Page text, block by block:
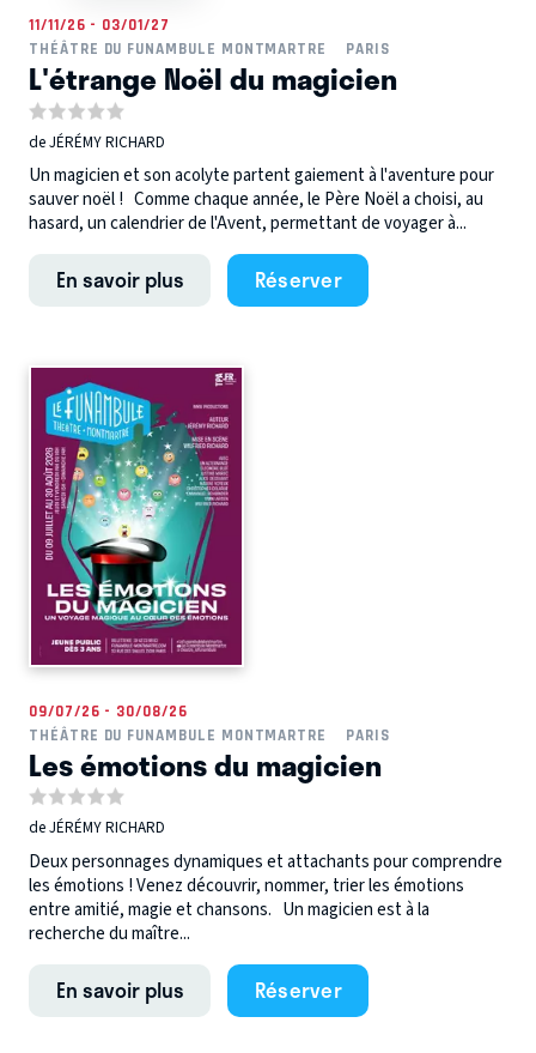
11/11/26 - 03/01/27
THÉÂTRE DU FUNAMBULE MONTMARTRE
PARIS
L'étrange Noël du magicien
de JÉRÉMY RICHARD
Un magicien et son acolyte partent gaiement à l'aventure pour
sauver noël ! Comme chaque année, le Père Noël a choisi, au
hasard, un calendrier de l'Avent, permettant de voyager à...
En savoir plus Réserver
09/07/26 - 30/08/26
THÉÂTRE DU FUNAMBULE MONTMARTRE
PARIS
Les émotions du magicien
de JÉRÉMY RICHARD
Deux personnages dynamiques et attachants pour comprendre
les émotions ! Venez découvrir, nommer, trier les émotions
entre amitié, magie et chansons. Un magicien est à la
recherche du maître...
En savoir plus Réserver